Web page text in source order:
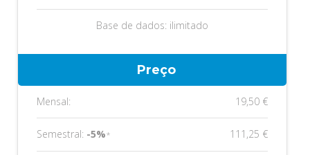
Base de dados: ilimitado
Preço
Mensal: 19,50 €
Semestral: -5%* 111,25 €